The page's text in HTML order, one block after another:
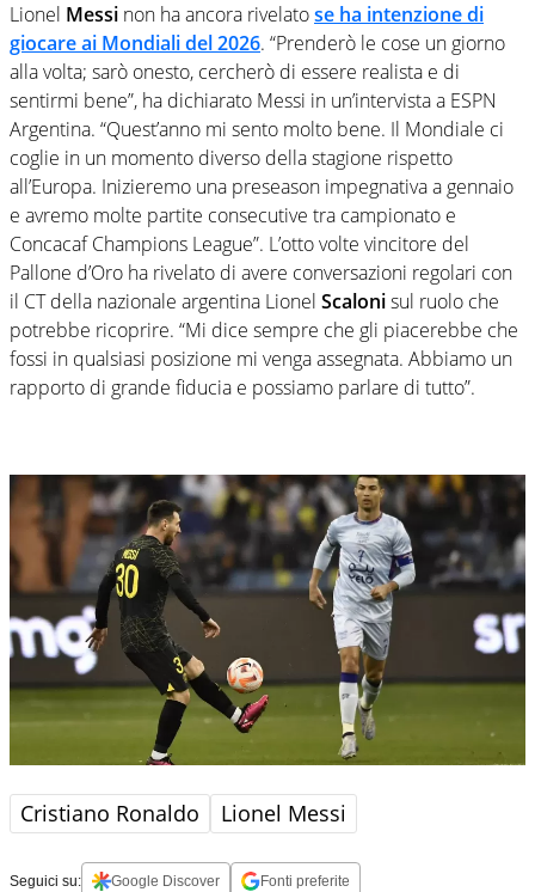
Lionel Messi non ha ancora rivelatose ha intenzione di
giocare ai Mondiali del 2026. “Prenderò le cose un giorno
alla volta; sarò onesto, cercherò di essere realista e di
sentirmi bene”, ha dichiarato Messi in un’intervista a ESPN
Argentina. “Quest’anno mi sento molto bene. Il Mondiale ci
coglie in un momento diverso della stagione rispetto
all’Europa. Inizieremo una preseason impegnativa a gennaio
e avremo molte partite consecutive tra campionato e
Concacaf Champions League”. L’otto volte vincitore del
Pallone d’Oro ha rivelato di avere conversazioni regolari con
il CT della nazionale argentina Lionel Scalonisul ruolo che
potrebbe ricoprire. “Mi dice sempre che gli piacerebbe che
fossi in qualsiasi posizione mi venga assegnata. Abbiamo un
rapporto di grande fiducia e possiamo parlare di tutto”.
Cristiano Ronaldo Lionel Messi
Seguici su: Google Discover Fonti preferite